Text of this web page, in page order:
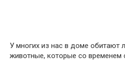
У многих из нас в доме
животные, которые со временем